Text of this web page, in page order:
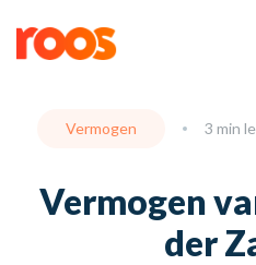
Vermogen 3 min
Vermogen
der